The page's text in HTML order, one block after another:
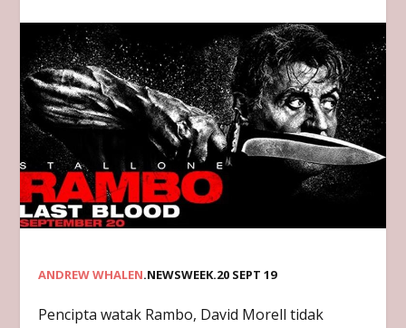
ANDREW WHALEN.NEWSWEEK.20 SEPT 19
Pencipta watak Rambo, David Morell tidak